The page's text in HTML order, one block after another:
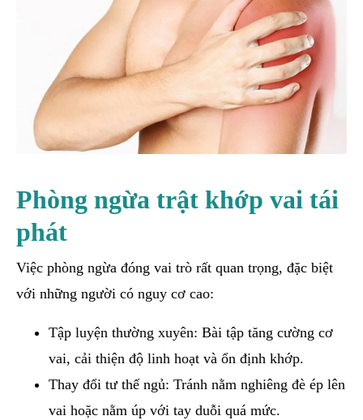
Phòng ngừa trật khớp vai tái
phát
Việc phòng ngừa đóng vai trò rất quan trọng, đặc biệt
với những người có nguy cơ cao:
Tập luyện thường xuyên: Bài tập tăng cường cơ
vai, cải thiện độ linh hoạt và ổn định khớp.
Thay đổi tư thế ngủ: Tránh nằm nghiêng đè ép lên
vai hoặc nằm úp với tay duỗi quá mức.